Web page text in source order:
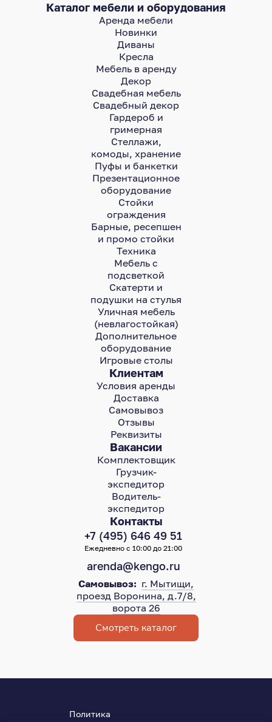
Контакты
+7 (495) 646 49 51
Ежедневно с 10:00 до 21:00
arenda@kengo.ru
Самовывоз: г. Мытищи,
проезд Воронина, д.7/8,
ворота 26
Смотреть каталог
Клиентам
Условия аренды
Доставка
Самовывоз
Отзывы
Реквизиты
Вакансии
Комплектовщик
Грузчик-
экспедитор
Водитель-
экспедитор
Каталог мебели и оборудования
Аренда мебели
Новинки
Диваны
Кресла
Мебель в аренду
Декор
Свадебная мебель
Свадебный декор
Гардероб и
гримерная
Стеллажи,
комоды, хранение
Пуфы и банкетки
Презентационное
оборудование
Стойки
ограждения
Барные, ресепшен
и промо стойки
Техника
Мебель с
подсветкой
Скатерти и
подушки на стулья
Уличная мебель
(невлагостойкая)
Дополнительное
оборудование
Игровые столы
Политика